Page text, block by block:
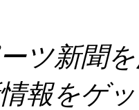
ツ新聞
報をゲ